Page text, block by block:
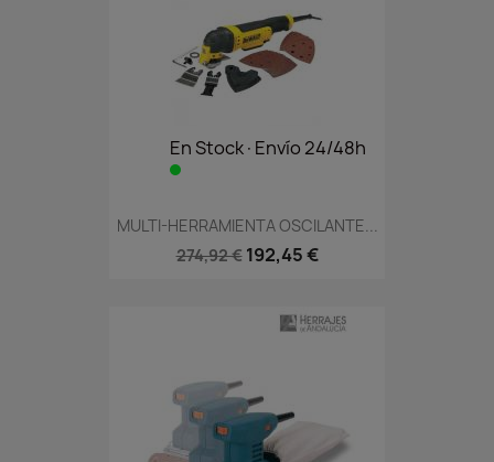
En Stock·Envío 24/48h
MULTI-HERRAMIENTA OSCILANTE...
274,92 € 192,45 €